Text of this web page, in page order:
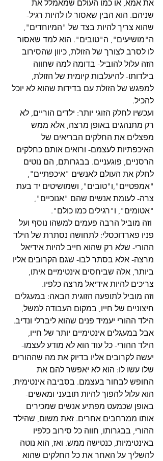
את אמא, או כמו העולם שמאמלל את
שניהם. הוא הבין שאסור לו להיות רגיל-
שהוא צריך להיות בצד של "המיוחדים",
ה"מושיעים", ה"טובים". הוא למד שאסור
לו לסרב לצורך של הזולת, כיוון שהסירוב
הזה עלול להוביל- בדומה למה שחווה
בילדותו- להיעלבות קיומית של הזולת,
למפגש של הזולת עם בדידות שהוא לא יוכל
להכיל.
ועכשיו לחלק הזוגי יותר: ילדים הוריים, לא
רק מתנהגים באופן מרצה, אלא ממש
מפצלים את החלקים הבריאים של
האיכפתיות לעצמם- ורואים אותם כחלקים
הרסניים, פוגעניים. בבגרותם, הם נוטים
לחלק את העולם לאנשים "איכפתיים",
"אמפטיים",ו"טובים", ושמושיטים יד בעת
צרה- לעומת אנשים שהם "אנוכיים",
"אטומים", ו"רגילים כמו כולם".
וזה מוביל הרבה פעמים למשהו נוסף ועל
פניו פארדוכסלי: לתחושה נסתרת של הילד
ההורי- שלא רק שהוא חייב להיות אידיאל
מרצה- אלא בסתר לבו- שגם הקרובים אליו
ביותר, אלה שביחסים אינטימיים איתו,
צריכים להיות אידיאל מרצה כלפיו.
וזה מוביל לתופעה הזוגית הבאה: במעגלים
חיצוניים של חייו, במקום העבודה למשל,
הילד ההורי יעמיד פנים שהוא ליברלי ונדיב.
אבל במעגלים אינטימיים יותר של חייו,
הילד ההורי- כל עוד הוא לא מודע לעצמו-
יעשה לקרובים אליו בדיוק את מה שההורים
שלו עשו לו: הוא לא יאפשר להם את
החופש לבחור בעצמם. בסביבה אינטימית,
הוא עלול להפוך להיות תובעני ומאשים-
באופן שכמעט מפתיע אנשים שמכירים
אותו ממרחבים אחרים. זאת משום, שהילד
ההורי, בבגרותו, חווה כל סירוב כלפיו
באינטימיות, כנטישה ממש. ואז, הוא נוטה
להשליך על האחר את כל החלקים שהוא